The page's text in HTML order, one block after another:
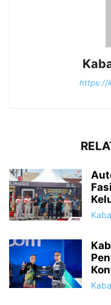
https://